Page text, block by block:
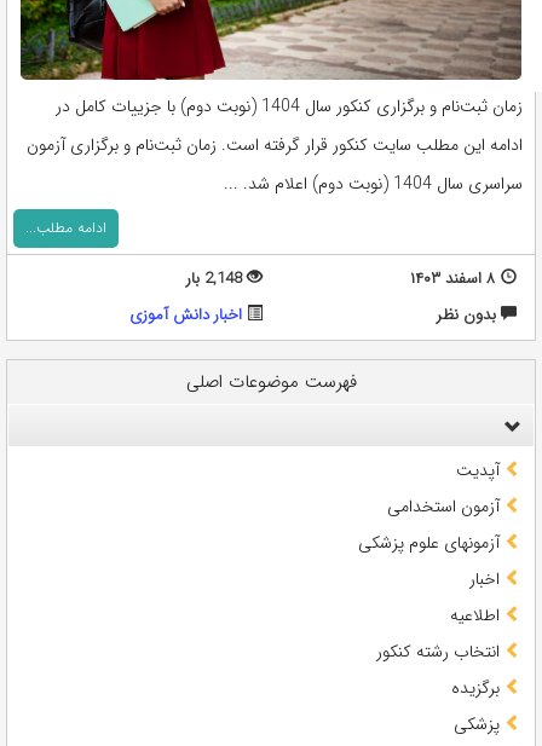
زمان ثبت‌نام و برگزاری کنکور سال‌ 1404 (نوبت دوم) با جزییات کامل در
ادامه این مطلب سایت کنکور قرار گرفته است. زمان ثبت‌نام و برگزاری آزمون‌
سراسری‌ سال‌ 1404 (نوبت دوم) اعلام شد. ...
ادامه مطلب...
۸ اسفند ۱۴۰۳
2,148 بار
بدون نظر
اخبار دانش آموزی
فهرست موضوعات اصلی
آپدیت
آزمون استخدامی
آزمونهای علوم پزشکی
اخبار
اطلاعیه
انتخاب رشته کنکور
برگزیده
پزشکی